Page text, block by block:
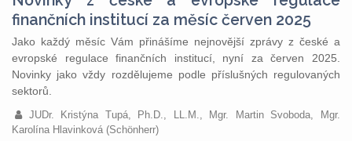
finančních institucí za měsíc červen 2025
Jako každý měsíc Vám přinášíme nejnovější zprávy z české a
evropské regulace finančních institucí, nyní za červen 2025.
Novinky jako vždy rozdělujeme podle příslušných regulovaných
sektorů.
JUDr. Kristýna Tupá, Ph.D., LL.M., Mgr. Martin Svoboda, Mgr.
Karolína Hlavinková (Schönherr)